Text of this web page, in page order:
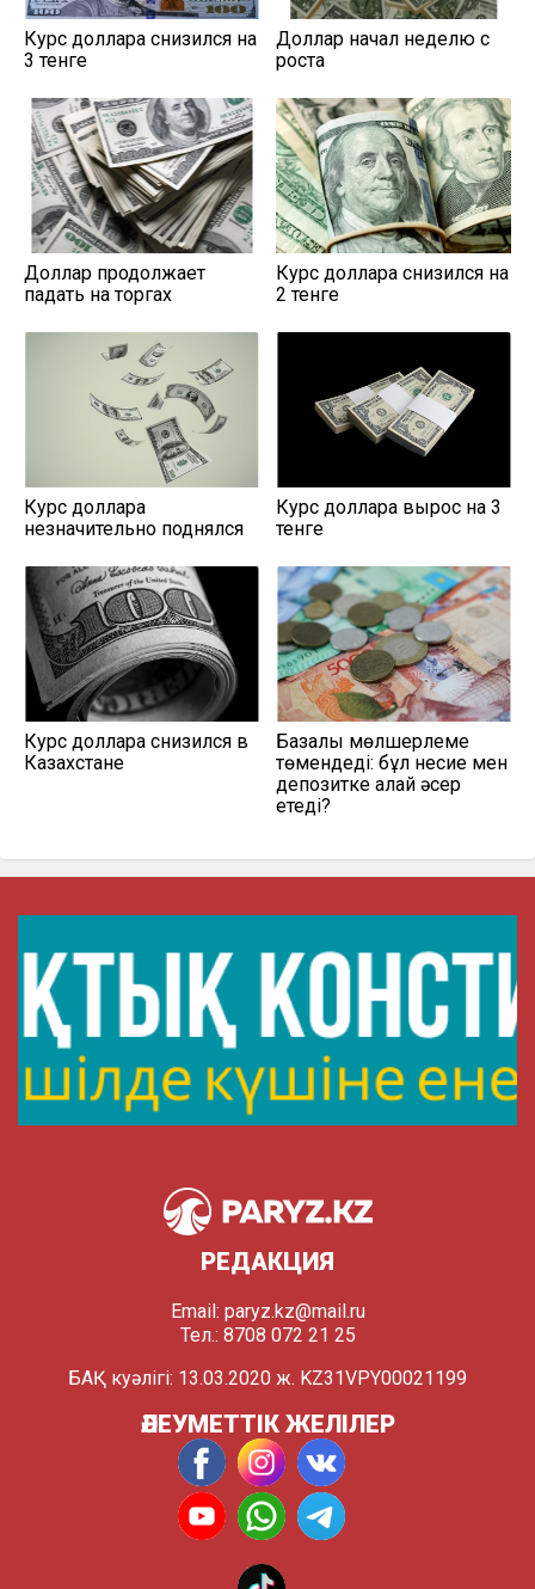
Курс доллара снизился на
3 тенге
Доллар начал неделю с
роста
Доллар продолжает
падать на торгах
Курс доллара снизился на
2 тенге
Курс доллара
незначительно поднялся
Курс доллара вырос на 3
тенге
Курс доллара снизился в
Казахстане
Базалық мөлшерлеме
төмендеді: бұл несие мен
депозитке қалай әсер
етеді?
РЕДАКЦИЯ
Email: paryz.kz@mail.ru
Тел.: 8708 072 21 25
БАҚ куәлігі: 13.03.2020 ж. KZ31VPY00021199
ӘЛЕУМЕТТІК ЖЕЛІЛЕР